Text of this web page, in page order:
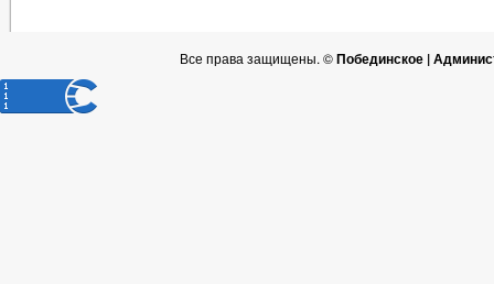
Все права защищены. ©Побединское |